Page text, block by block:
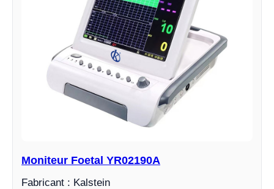
Moniteur Foetal YR02190A
Fabricant : Kalstein